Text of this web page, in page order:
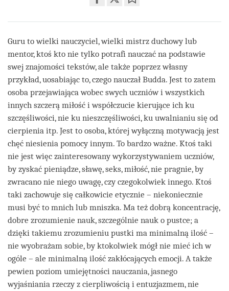
on
facebook
Guru to wielki nauczyciel, wielki mistrz duchowy lub
mentor, ktoś kto nie tylko potrafi nauczać na podstawie
swej znajomości tekstów, ale także poprzez własny
przykład, uosabiając to, czego nauczał Budda. Jest to zatem
osoba przejawiająca wobec swych uczniów i wszystkich
innych szczerą miłość i współczucie kierujące ich ku
szczęśliwości, nie ku nieszczęśliwości, ku uwalnianiu się od
cierpienia itp. Jest to osoba, której wyłączną motywacją jest
chęć niesienia pomocy innym. To bardzo ważne. Ktoś taki
nie jest więc zainteresowany wykorzystywaniem uczniów,
by zyskać pieniądze, sławę, seks, miłość, nie pragnie, by
zwracano nie niego uwagę, czy czegokolwiek innego. Ktoś
taki zachowuje się całkowicie etycznie – niekoniecznie
musi być to mnich lub mniszka. Ma też dobrą koncentrację,
dobre zrozumienie nauk, szczególnie nauk o pustce; a
dzięki takiemu zrozumieniu pustki ma minimalną ilość –
nie wyobrażam sobie, by ktokolwiek mógł nie mieć ich w
ogóle – ale minimalną ilość zakłócających emocji. A także
pewien poziom umiejętności nauczania, jasnego
wyjaśniania rzeczy z cierpliwością i entuzjazmem, nie